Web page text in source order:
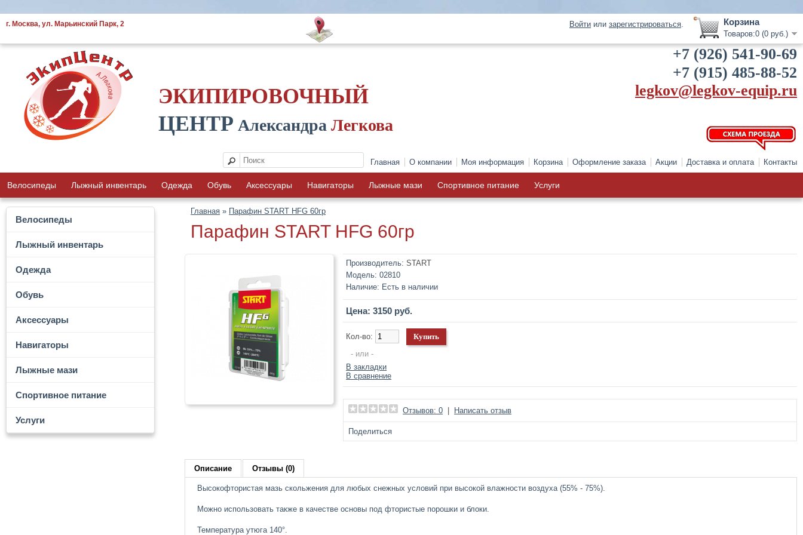
г. Москва, ул. Марьинский Парк, 2 Войти или зарегистрироваться. Корзина
Товаров:0 (0 руб.)
ЭКИПИРОВОЧНЫЙ
ЦЕНТР Александра Легкова
+7 (926) 541-90-69
+7 (915) 485-88-52
legkov@legkov-equip.ru
Главная О компании Моя информация Корзина Оформление заказа Акции Доставка и оплата Контакты
Велосипеды Лыжный инвентарь Одежда Обувь Аксессуары Навигаторы Лыжные мази Спортивное питание Услуги
Велосипеды
Лыжный инвентарь
Одежда
Обувь
Аксессуары
Навигаторы
Лыжные мази
Спортивное питание
Услуги
Главная » Парафин START HFG 60гр
Парафин START HFG 60гр
Производитель: START
Модель: 02810
Наличие: Есть в наличии
Цена: 3150 руб.
Кол-во:
- или -
В закладки
В сравнение
Отзывов: 0 Написать отзыв
Поделиться
Описание Отзывы (0)
Высокофтористая мазь скольжения для любых снежных условий при высокой влажности воздуха (55% - 75%).
Можно использовать также в качестве основы под фтористые порошки и блоки.
Температура утюга 140°.